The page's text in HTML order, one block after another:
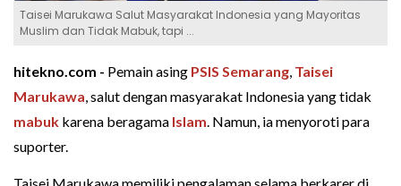
Taisei Marukawa Salut Masyarakat Indonesia yang Mayoritas
Muslim dan Tidak Mabuk, tapi ...
hitekno.com - Pemain asing PSIS Semarang, Taisei
Marukawa, salut dengan masyarakat Indonesia yang tidak
mabuk karena beragama Islam. Namun, ia menyoroti para
suporter.